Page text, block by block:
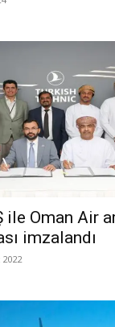
ile Oman Air
imzalandı